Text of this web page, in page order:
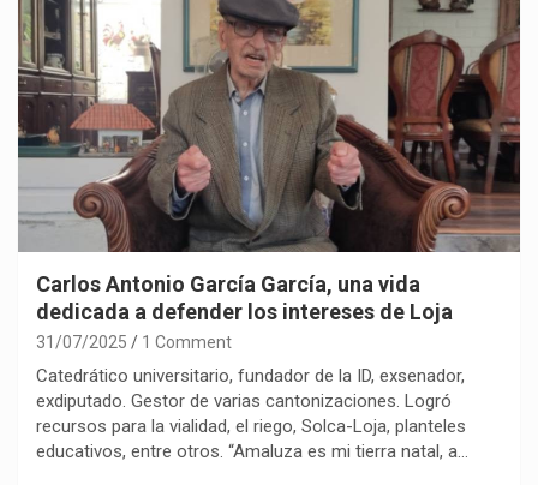
Carlos Antonio García García, una vida
dedicada a defender los intereses de Loja
31/07/2025 1 Comment
Catedrático universitario, fundador de la ID, exsenador,
exdiputado. Gestor de varias cantonizaciones. Logró
recursos para la vialidad, el riego, Solca-Loja, planteles
educativos, entre otros. “Amaluza es mi tierra natal, a…